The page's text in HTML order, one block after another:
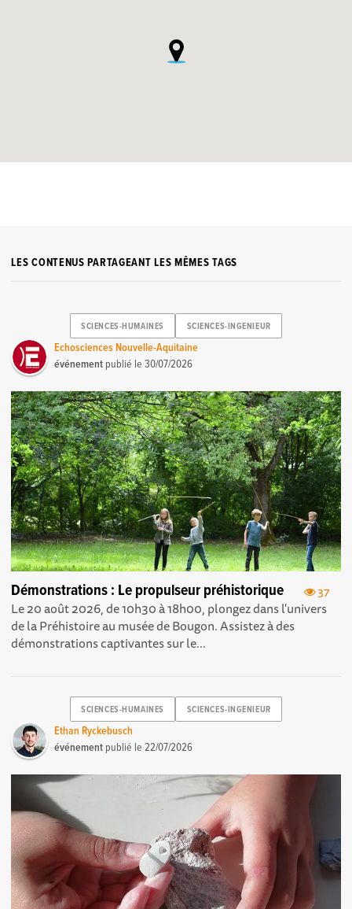
LES CONTENUS PARTAGEANT LES MÊMES TAGS
SCIENCES-HUMAINES SCIENCES-INGENIEUR
Echosciences Nouvelle-Aquitaine
événement publié le30/07/2026
37
Démonstrations : Le propulseur préhistorique
Le 20 août 2026, de 10h30 à 18h00, plongez dans l'univers
de la Préhistoire au musée de Bougon. Assistez à des
démonstrations captivantes sur le...
SCIENCES-HUMAINES SCIENCES-INGENIEUR
Ethan Ryckebusch
événement publié le22/07/2026